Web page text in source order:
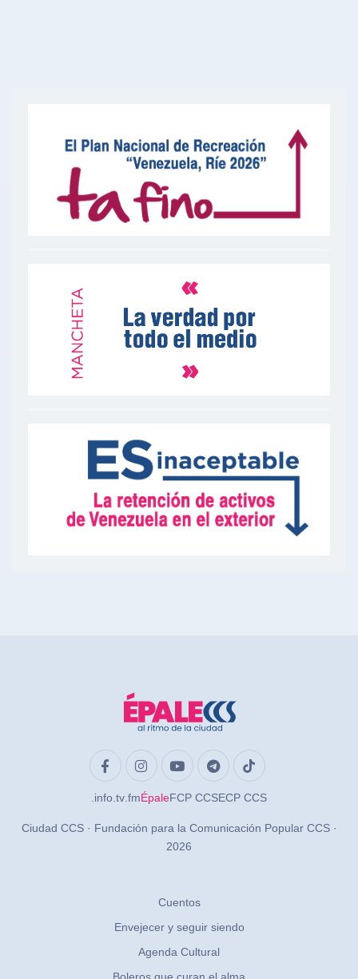
.info.tv.fmÉpaleFCP CCSECP CCS
Ciudad CCS · Fundación para la Comunicación Popular CCS ·
2026
Cuentos
Envejecer y seguir siendo
Agenda Cultural